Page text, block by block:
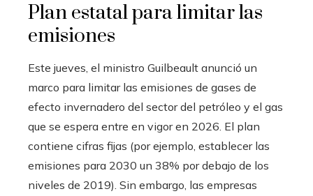
Plan estatal para limitar las
emisiones
Este jueves, el ministro Guilbeault anunció un
marco para limitar las emisiones de gases de
efecto invernadero del sector del petróleo y el gas
que se espera entre en vigor en 2026. El plan
contiene cifras fijas (por ejemplo, establecer las
emisiones para 2030 un 38% por debajo de los
niveles de 2019). Sin embargo, las empresas